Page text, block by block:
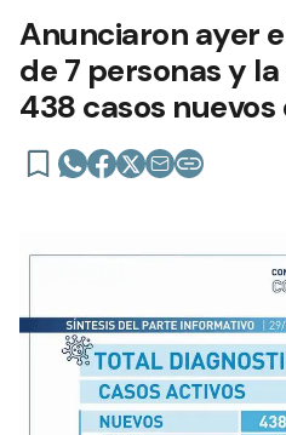
Anunciaron ayer
de 7 personas y
438 casos